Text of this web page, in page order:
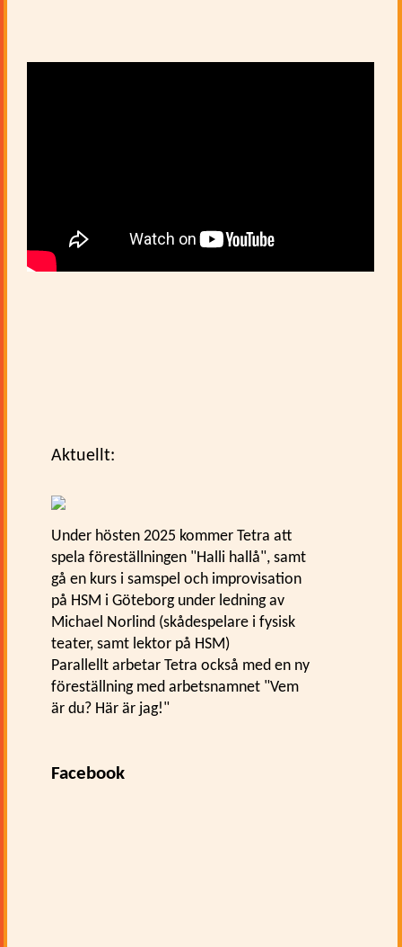
Aktuellt:
Under hösten 2025 kommer Tetra att
spela föreställningen "Halli hallå", samt
gå en kurs i samspel och improvisation
på HSM i Göteborg under ledning av
Michael Norlind (skådespelare i fysisk
teater, samt lektor på HSM)
Parallellt arbetar Tetra också med en ny
föreställning med arbetsnamnet "Vem
är du? Här är jag!"
Facebook